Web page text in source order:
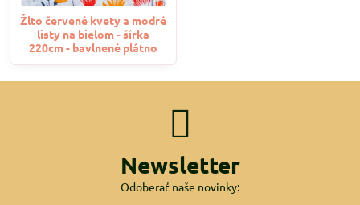
Žlto červené kvety a modré
listy na bielom - šírka
220cm - bavlnené plátno
Newsletter
Odoberať naše novinky: